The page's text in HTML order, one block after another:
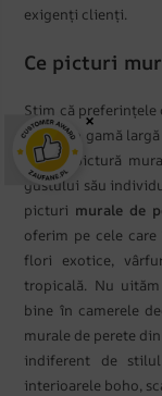
exigenți clienți.
Ce picturi
Știm că
oferim o gamă
găsi o pictură
gustului său
picturi murale de
oferim pe cele
flori exotice,
tropicală. Nu
bine în camerele
murale de perete
indiferent de
interioarele boho,
×